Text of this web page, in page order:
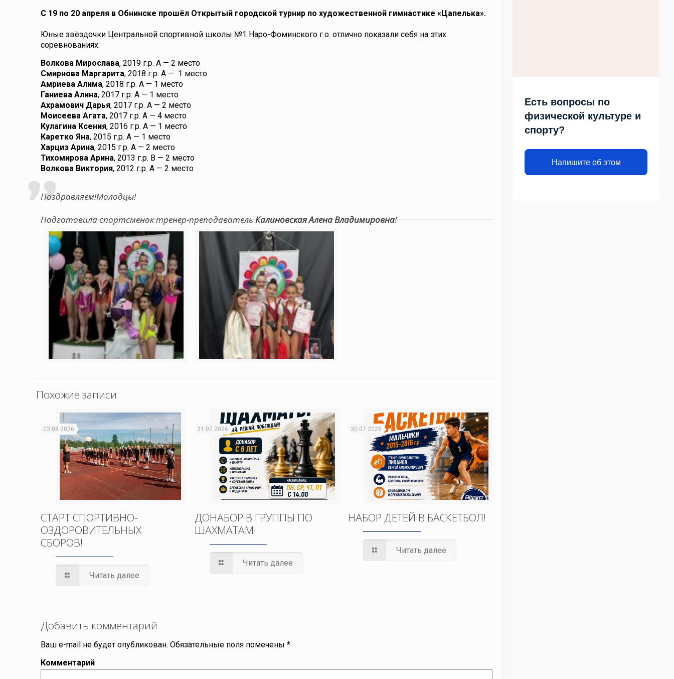
С 19 по 20 апреля в Обнинске прошёл Открытый городской турнир по художественной гимнастике «Цапелька».
Юные звёздочки Центральной спортивной школы №1 Наро-Фоминского г.о. отлично показали себя на этих
соревнованиях:
Волкова Мирослава, 2019 г.р. А — 2 место
Смирнова Маргарита, 2018 г.р. А — 1 место
Амриева Алима, 2018 г.р. А — 1 место
Ганиева Алина, 2017 г.р. А — 1 место
Ахрамович Дарья, 2017 г.р. А — 2 место
Моисеева Агата, 2017 г.р. А — 4 место
Кулагина Ксения, 2016 г.р. А — 1 место
Каретко Яна, 2015 г.р. А — 1 место
Харциз Арина, 2015 г.р. А — 2 место
Тихомирова Арина, 2013 г.р. В — 2 место
Волкова Виктория, 2012 г.р. А — 2 место
Поздравляем!Молодцы!
Подготовила спортсменок тренер-преподавательКалиновская Алена Владимировна!
Похожие записи
03.08.2026
СТАРТ СПОРТИВНО-
ОЗДОРОВИТЕЛЬНЫХ
СБОРОВ!
Читать далее
31.07.2026
ДОНАБОР В ГРУППЫ ПО
ШАХМАТАМ!
Читать далее
30.07.2026
НАБОР ДЕТЕЙ В БАСКЕТБОЛ!
Читать далее
Добавить комментарий
Ваш e-mail не будет опубликован. Обязательные поля помечены*
Комментарий
Есть вопросы по
физической культуре и
спорту?
Напишите об этом